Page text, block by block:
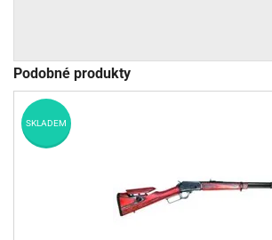
Podobné produkty
SKLADEM